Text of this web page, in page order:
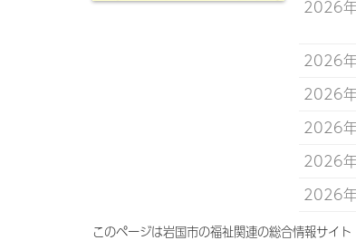
2026
2026
2026
2026
2026
2026
このページは岩国市の福祉関連の総合情報サイト